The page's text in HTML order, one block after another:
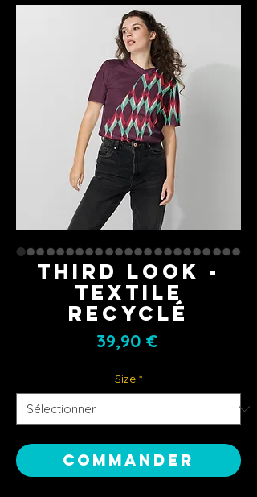
Third Look -
textile
recyclé
39,90 €Prix
Size *
Commander